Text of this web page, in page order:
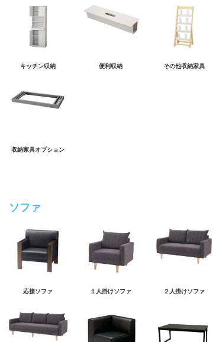
キッチン収納 便利収納 その他収納家具
収納家具オプション
ソファ
応接ソファ １人掛けソファ ２人掛けソファ